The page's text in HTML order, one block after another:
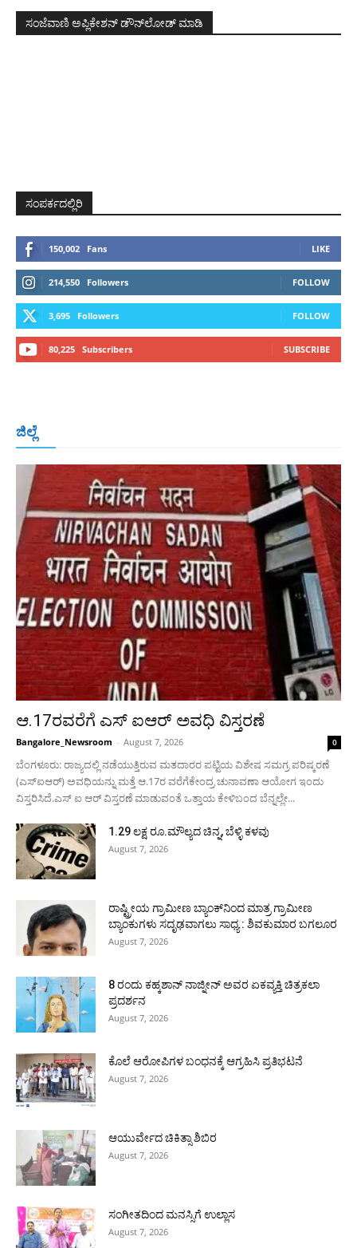
ಸಂಜೆವಾಣಿ ಅಪ್ಲಿಕೇಶನ್ ಡೌನ್‌ಲೋಡ್ ಮಾಡಿ
ಸಂಪರ್ಕದಲ್ಲಿರಿ
150,002 Fans LIKE
214,550 Followers FOLLOW
3,695 Followers FOLLOW
80,225 Subscribers SUBSCRIBE
ಜಿಲ್ಲೆ
More
ಆ.17ರವರೆಗೆ ಎಸ್ ಐಆರ್ ಅವಧಿ ವಿಸ್ತರಣೆ
Bangalore_Newsroom - August 7, 2026 0
ಬೆಂಗಳೂರು: ರಾಜ್ಯದಲ್ಲಿ ನಡೆಯುತ್ತಿರುವ ಮತದಾರರ ಪಟ್ಟಿಯ ವಿಶೇಷ ಸಮಗ್ರ ಪರಿಷ್ಕರಣೆ
(ಎಸ್ಐಆರ್) ಅವಧಿಯನ್ನು ಮತ್ತೆ ಆ.17ರ ವರೆಗೆಕೇಂದ್ರ ಚುನಾವಣಾ ಆಯೋಗ ಇಂದು
ವಿಸ್ತರಿಸಿದೆ.ಎಸ್ ಐ ಆರ್ ವಿಸ್ತರಣೆ ಮಾಡುವಂತೆ ಒತ್ತಾಯ ಕೇಳಿಬಂದ ಬೆನ್ನಲ್ಲೇ...
1.29 ಲಕ್ಷ ರೂ.ಮೌಲ್ಯದ ಚಿನ್ನ, ಬೆಳ್ಳಿ ಕಳವು
August 7, 2026
ರಾಷ್ಟ್ರೀಯ ಗ್ರಾಮೀಣ ಬ್ಯಾಂಕ್‍ನಿಂದ ಮಾತ್ರ ಗ್ರಾಮೀಣ
ಬ್ಯಾಂಕುಗಳು ಸದೃಢವಾಗಲು ಸಾಧ್ಯ : ಶಿವಕುಮಾರ ಬಗಲೂರ
August 7, 2026
8 ರಂದು ಕಹ್ಕಶಾನ್ ನಾಜ್ನೀನ್ ಅವರ ಏಕವ್ಯಕ್ತಿ ಚಿತ್ರಕಲಾ
ಪ್ರದರ್ಶನ
August 7, 2026
ಕೊಲೆ ಆರೋಪಿಗಳ ಬಂಧನಕ್ಕೆ ಆಗ್ರಹಿಸಿ ಪ್ರತಿಭಟನೆ
August 7, 2026
ಆಯುರ್ವೇದ ಚಿಕಿತ್ಸಾ ಶಿಬಿರ
August 7, 2026
ಸಂಗೀತದಿಂದ ಮನಸ್ಸಿಗೆ ಉಲ್ಲಾಸ
August 7, 2026